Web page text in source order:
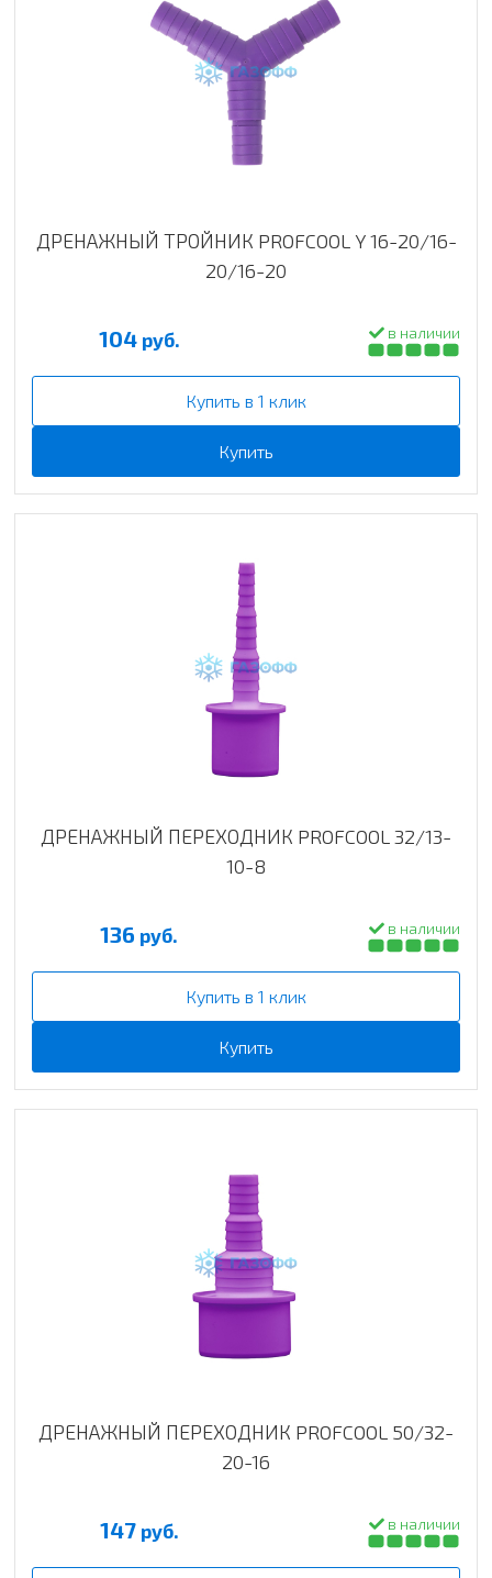
ДРЕНАЖНЫЙ ТРОЙНИК PROFCOOL Y 16-20/16-
20/16-20
104 руб. в наличии
Купить в 1 клик
Купить
ДРЕНАЖНЫЙ ПЕРЕХОДНИК PROFCOOL 32/13-
10-8
136 руб. в наличии
Купить в 1 клик
Купить
ДРЕНАЖНЫЙ ПЕРЕХОДНИК PROFCOOL 50/32-
20-16
147 руб. в наличии